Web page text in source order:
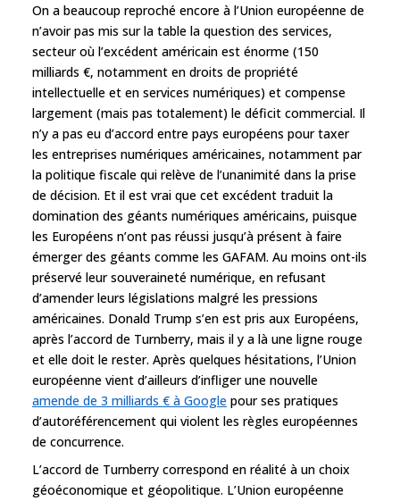
On a beaucoup reproché encore à l’Union européenne de
n’avoir pas mis sur la table la question des services,
secteur où l’excédent américain est énorme (150
milliards €, notamment en droits de propriété
intellectuelle et en services numériques) et compense
largement (mais pas totalement) le déficit commercial. Il
n’y a pas eu d’accord entre pays européens pour taxer
les entreprises numériques américaines, notamment par
la politique fiscale qui relève de l’unanimité dans la prise
de décision. Et il est vrai que cet excédent traduit la
domination des géants numériques américains, puisque
les Européens n’ont pas réussi jusqu’à présent à faire
émerger des géants comme les GAFAM. Au moins ont-ils
préservé leur souveraineté numérique, en refusant
d’amender leurs législations malgré les pressions
américaines. Donald Trump s’en est pris aux Européens,
après l’accord de Turnberry, mais il y a là une ligne rouge
et elle doit le rester. Après quelques hésitations, l’Union
européenne vient d’ailleurs d’infliger une nouvelle
amende de 3 milliards € à Google pour ses pratiques
d’autoréférencement qui violent les règles européennes
de concurrence.
L’accord de Turnberry correspond en réalité à un choix
géoéconomique et géopolitique. L’Union européenne